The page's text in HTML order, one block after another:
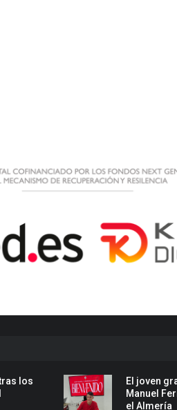
los
El joven
Manuel
el Almería